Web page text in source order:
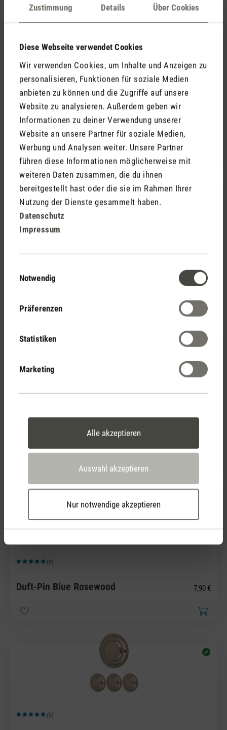
Zustimmung Details Über Cookies
Diese Webseite verwendet Cookies
Wir verwenden Cookies, um Inhalte und Anzeigen zu
personalisieren, Funktionen für soziale Medien
anbieten zu können und die Zugriffe auf unsere
Website zu analysieren. Außerdem geben wir
Informationen zu deiner Verwendung unserer
Website an unsere Partner für soziale Medien,
Werbung und Analysen weiter. Unsere Partner
führen diese Informationen möglicherweise mit
weiteren Daten zusammen, die du ihnen
bereitgestellt hast oder die sie im Rahmen Ihrer
Nutzung der Dienste gesammelt haben.
Datenschutz
Impressum
Notwendig
Präferenzen
Statistiken
Marketing
Alle akzeptieren
Auswahl akzeptieren
Nur notwendige akzeptieren
Durchschnittliche Bewertung von 5 von 5 Sternen
(1)
Duft-Pin Black Orchid
(0)
Duft-Pin Green Forest 7,90 €
Duft-Pin White Amber
Durchschnittliche Bewertung von 5 von 5 Sternen
(0)
Duft-Pin Blue Rosewood 7,90 €
Durchschnittliche Bewertung von 5 von 5 Sternen
(0)